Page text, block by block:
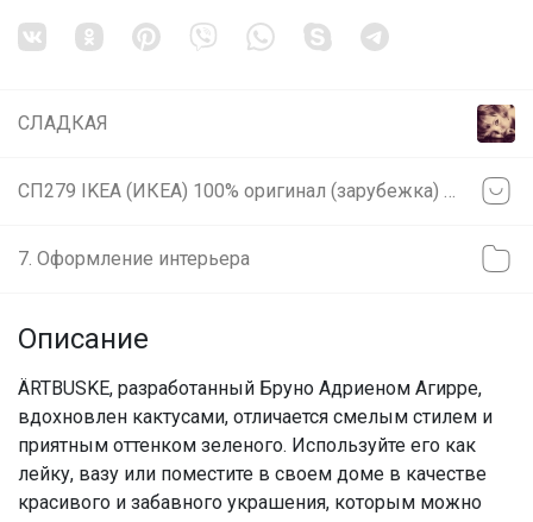
СЛАДКАЯ
7. Оформление интерьера
Описание
ÄRTBUSKE, разработанный Бруно Адриеном Агирре,
вдохновлен кактусами, отличается смелым стилем и
приятным оттенком зеленого. Используйте его как
лейку, вазу или поместите в своем доме в качестве
красивого и забавного украшения, которым можно